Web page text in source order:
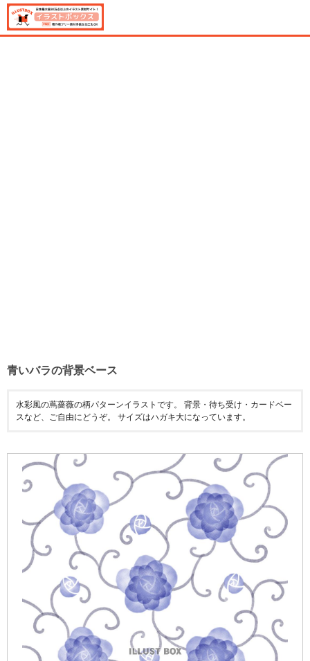
青いバラの背景ベース
水彩風の蔦薔薇の柄パターンイラストです。 背景・待ち受け・カードベー
スなど、ご自由にどうぞ。 サイズはハガキ大になっています。